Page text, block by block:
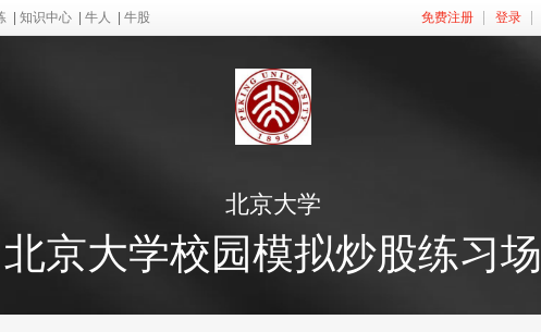
知识中心 牛人 牛股 免费注册 登录
北京大学
北京大学校园模拟炒股练习场